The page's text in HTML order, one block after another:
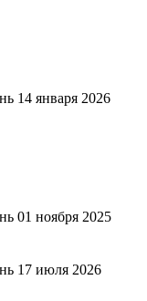
14 января 2026
01 ноября 2025
17 июля 2026